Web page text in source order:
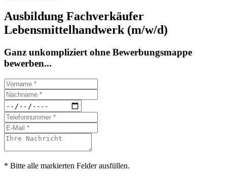
Ausbildung Fachverkäufer
Lebensmittelhandwerk (m/w/d)
Ganz unkompliziert ohne Bewerbungsmappe
bewerben...
* Bitte alle markierten Felder ausfüllen.